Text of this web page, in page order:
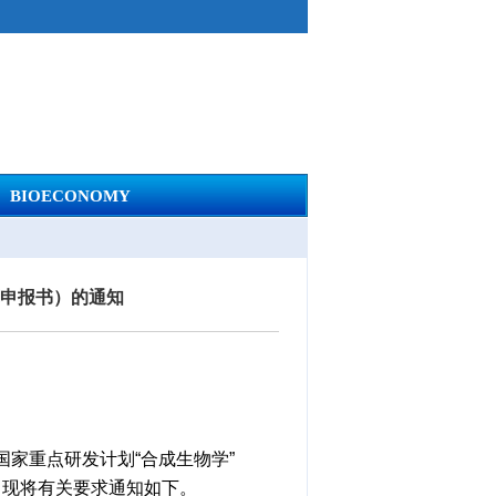
BIOECONOMY
报书）的通知
重点研发计划“合成生物学”
将有关要求通知如下。